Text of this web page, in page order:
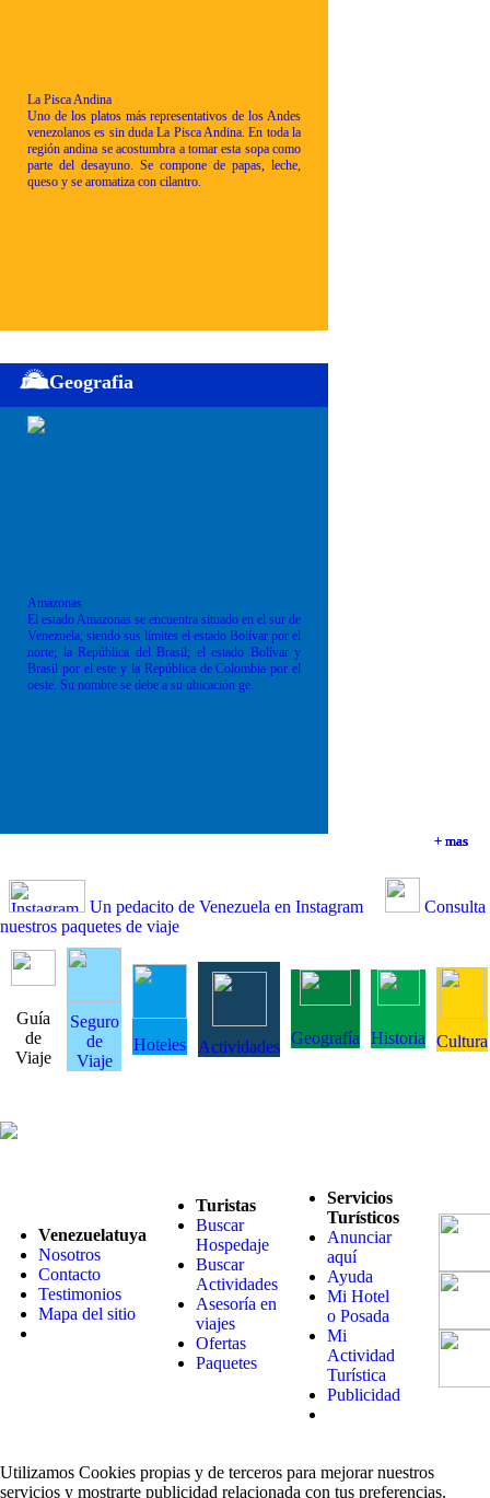
+ mas
+ mas
La Pisca Andina
Uno de los platos más representativos de los Andes
venezolanos es sin duda La Pisca Andina. En toda la
región andina se acostumbra a tomar esta sopa como
parte del desayuno. Se compone de papas, leche,
queso y se aromatiza con cilantro.
+ mas
Geografia
Amazonas
El estado Amazonas se encuentra situado en el sur de
Venezuela, siendo sus límites el estado Bolívar por el
norte; la República del Brasil; el estado Bolívar y
Brasil por el este y la República de Colombia por el
oeste. Su nombre se debe a su ubicación ge
+ mas
Un pedacito de Venezuela en Instagram
Consulta
nuestros paquetes de viaje
Guía
de
Viaje
Seguro
de
Viaje
Hoteles Actividades Geografía Historia Cultura
Venezuelatuya
Nosotros
Contacto
Testimonios
Mapa del sitio
Turistas
Buscar
Hospedaje
Buscar
Actividades
Asesoría en
viajes
Ofertas
Paquetes
Servicios
Turísticos
Anunciar
aquí
Ayuda
Mi Hotel
o Posada
Mi
Actividad
Turística
Publicidad
Utilizamos Cookies propias y de terceros para mejorar nuestros
servicios y mostrarte publicidad relacionada con tus preferencias.